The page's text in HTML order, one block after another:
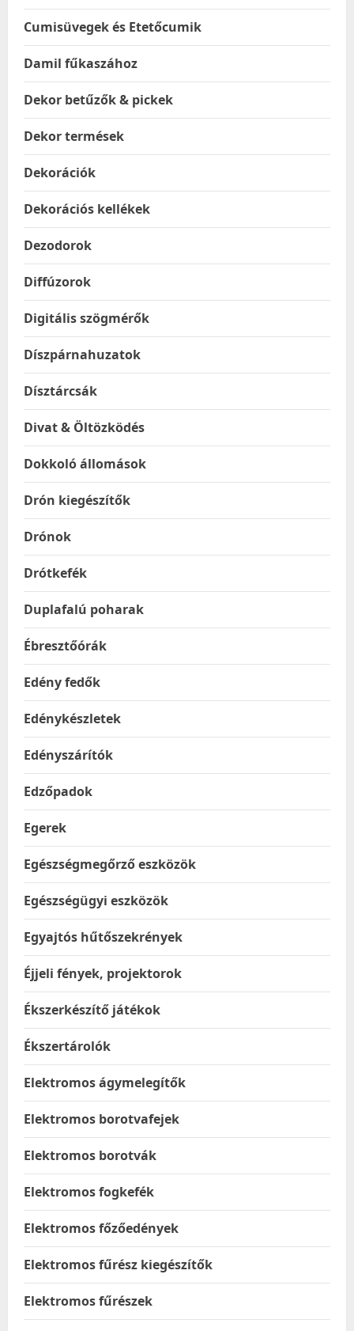
Cumisüvegek és Etetőcumik
Damil fűkaszához
Dekor betűzők & pickek
Dekor termések
Dekorációk
Dekorációs kellékek
Dezodorok
Diffúzorok
Digitális szögmérők
Díszpárnahuzatok
Dísztárcsák
Divat & Öltözködés
Dokkoló állomások
Drón kiegészítők
Drónok
Drótkefék
Duplafalú poharak
Ébresztőórák
Edény fedők
Edénykészletek
Edényszárítók
Edzőpadok
Egerek
Egészségmegőrző eszközök
Egészségügyi eszközök
Egyajtós hűtőszekrények
Éjjeli fények, projektorok
Ékszerkészítő játékok
Ékszertárolók
Elektromos ágymelegítők
Elektromos borotvafejek
Elektromos borotvák
Elektromos fogkefék
Elektromos főzőedények
Elektromos fűrész kiegészítők
Elektromos fűrészek